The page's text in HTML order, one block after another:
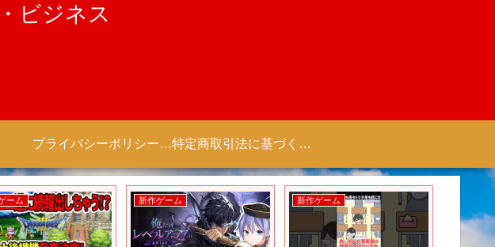
ビジネス
プライバシーポリシー 【Colorful Creation】 特定商取引法に基づく表記（商取引に関する開示）
ーム 新作ゲーム 新作ゲーム